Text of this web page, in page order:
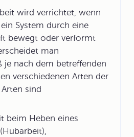
wird verrichtet, wenn
System durch eine
bewegt oder verformt
man
je nach dem betreffenden
verschiedenen Arten der
sind
beim Heben eines